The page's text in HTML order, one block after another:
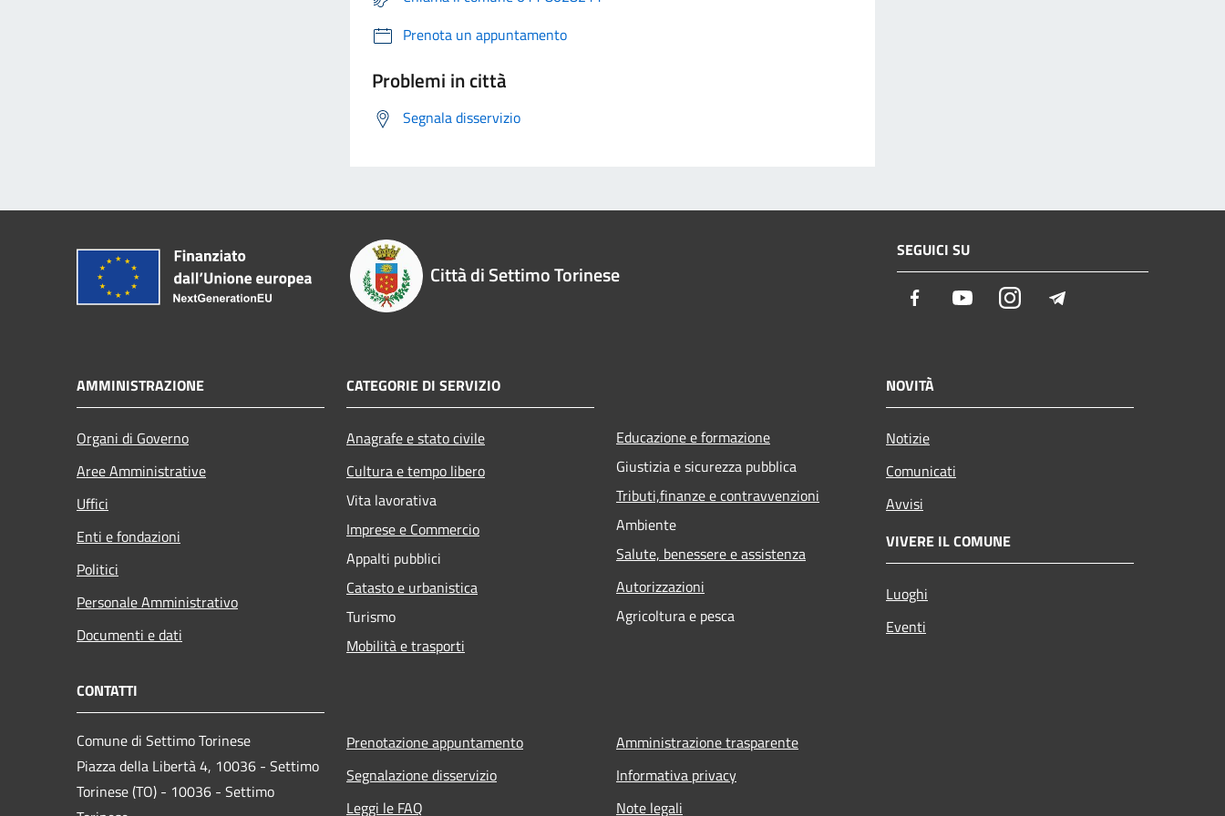
Prenota un appuntamento
Problemi in città
Segnala disservizio
Città di Settimo Torinese
SEGUICI SU
Facebook YoutubeInstagram
AMMINISTRAZIONE
Organi di Governo
Aree Amministrative
Uffici
Enti e fondazioni
Politici
Personale Amministrativo
Documenti e dati
CATEGORIE DI SERVIZIO
Anagrafe e stato civile
Cultura e tempo libero
Vita lavorativa
Imprese e Commercio
Appalti pubblici
Catasto e urbanistica
Turismo
Mobilità e trasporti
Educazione e formazione
Giustizia e sicurezza pubblica
Tributi,finanze e contravvenzioni
Ambiente
Salute, benessere e assistenza
Autorizzazioni
Agricoltura e pesca
NOVITÀ
Notizie
Comunicati
Avvisi
VIVERE IL COMUNE
Luoghi
Eventi
CONTATTI
Comune di Settimo Torinese
Piazza della Libertà 4, 10036 - Settimo
Torinese (TO) - 10036 - Settimo
Prenotazione appuntamento
Segnalazione disservizio
Leggi le FAQ
Amministrazione trasparente
Informativa privacy
Note legali